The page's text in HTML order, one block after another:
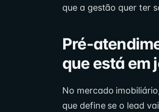
que a gestão quer ter
Pré-
que está em
No mercado
que define se o lead